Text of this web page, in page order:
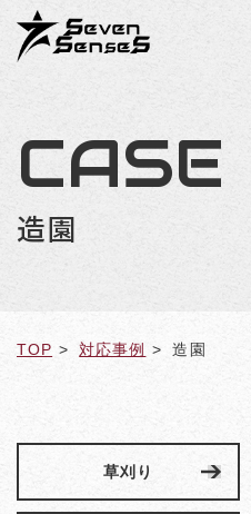
CASE
造園
TOP 対応事例 造園
草刈り